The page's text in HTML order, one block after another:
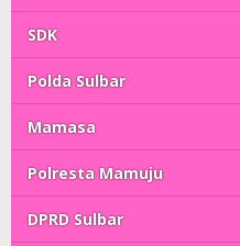
SDK
Polda Sulbar
Mamasa
Polresta Mamuju
DPRD Sulbar